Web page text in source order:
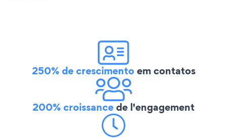
250% de crescimentoem contatos
200% croissancede l'engagement